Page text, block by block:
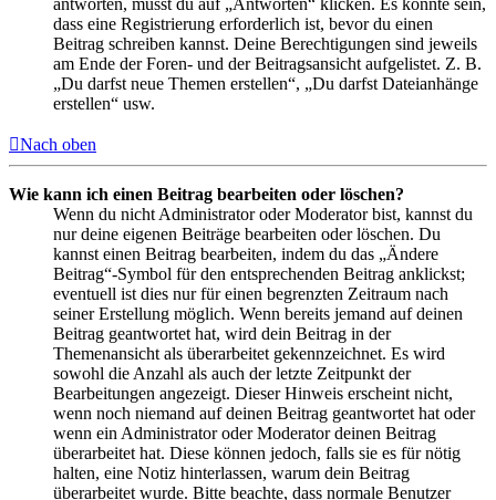
dass eine Registrierung erforderlich ist, bevor du einen
Beitrag schreiben kannst. Deine Berechtigungen sind jeweils
am Ende der Foren- und der Beitragsansicht aufgelistet. Z. B.
„Du darfst neue Themen erstellen“, „Du darfst Dateianhänge
erstellen“ usw.
Nach oben
Wie kann ich einen Beitrag bearbeiten oder löschen?
Wenn du nicht Administrator oder Moderator bist, kannst du
nur deine eigenen Beiträge bearbeiten oder löschen. Du
kannst einen Beitrag bearbeiten, indem du das „Ändere
Beitrag“-Symbol für den entsprechenden Beitrag anklickst;
eventuell ist dies nur für einen begrenzten Zeitraum nach
seiner Erstellung möglich. Wenn bereits jemand auf deinen
Beitrag geantwortet hat, wird dein Beitrag in der
Themenansicht als überarbeitet gekennzeichnet. Es wird
sowohl die Anzahl als auch der letzte Zeitpunkt der
Bearbeitungen angezeigt. Dieser Hinweis erscheint nicht,
wenn noch niemand auf deinen Beitrag geantwortet hat oder
wenn ein Administrator oder Moderator deinen Beitrag
überarbeitet hat. Diese können jedoch, falls sie es für nötig
halten, eine Notiz hinterlassen, warum dein Beitrag
überarbeitet wurde. Bitte beachte, dass normale Benutzer